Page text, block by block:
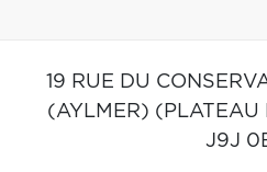
19 RUE DU
(AYLMER) (PLATEAU
J9J